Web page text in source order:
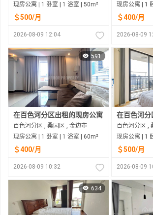
现房公寓 | 1 卧室 | 1 浴室 | 50m²
＄500/月
2026-08-09 12:04
现房公寓 | 1
＄400/月
2026-08-09
591
在百色河分区出租的现房公寓
百色河分区 , 桑园区 , 金边市
现房公寓 | 1 卧室 | 1 浴室 | 60m²
＄400/月
2026-08-09 10:32
在百色河分
百色河分区 ,
现房公寓 | 1
＄500/月
2026-08-09
634